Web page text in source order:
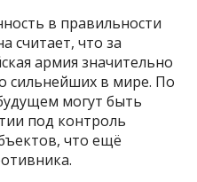
в правильности
считает, что за
армия значительно
сильнейших в мире. По
могут быть
под контроль
что ещё